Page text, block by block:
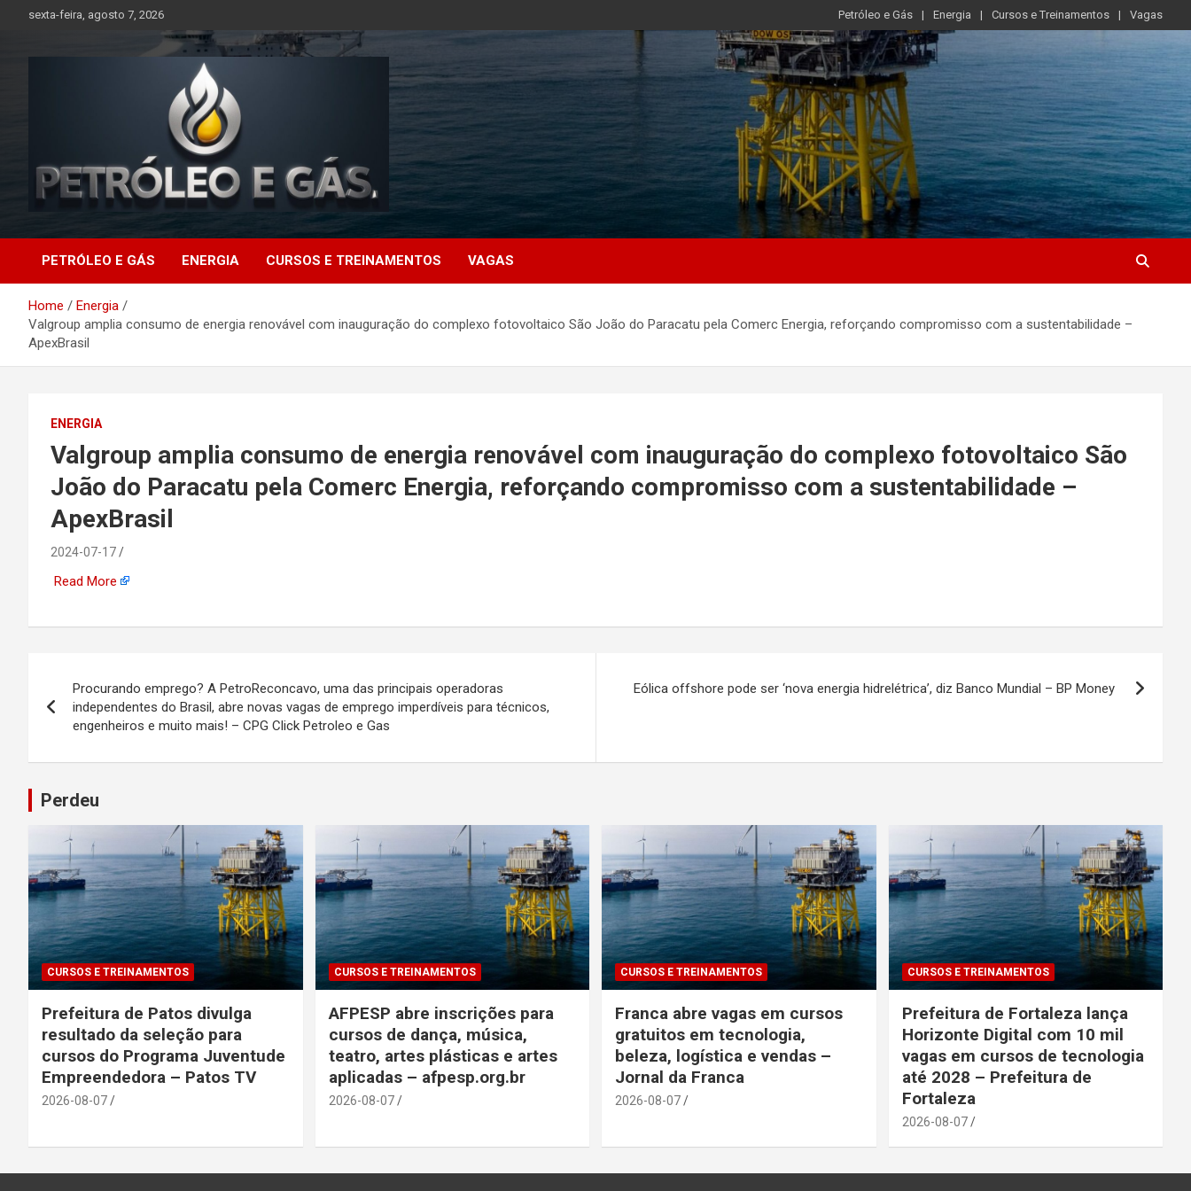
sexta-feira, agosto 7, 2026 Petróleo e Gás Energia Cursos e Treinamentos Vagas
Petróleo e Gás |
Últimas notícias
relacionadas a
petróleo, gás, vagas de
emprego, energia, setor
offshore, economia,
tecnologia, indústria
automotiva, mineração,
PETRÓLEO E GÁS ENERGIA CURSOS E TREINAMENTOS VAGAS
Home
Energia
Valgroup amplia consumo de energia renovável com inauguração do complexo fotovoltaico São João do Paracatu pela Comerc Energia, reforçando compromisso com a sustentabilidade –
ApexBrasil
ENERGIA
Valgroup amplia consumo de energia renovável com inauguração do complexo fotovoltaico São
João do Paracatu pela Comerc Energia, reforçando compromisso com a sustentabilidade –
ApexBrasil
2024-07-17
Read More
de
Procurando emprego? A PetroReconcavo, uma das principais operadoras
independentes do Brasil, abre novas vagas de emprego imperdíveis para técnicos,
engenheiros e muito mais! – CPG Click Petroleo e Gas
Eólica offshore pode ser ‘nova energia hidrelétrica’, diz Banco Mundial – BP Money
Perdeu
CURSOS E TREINAMENTOS
Prefeitura de Patos divulga
resultado da seleção para
cursos do Programa Juventude
Empreendedora – Patos TV
2026-08-07
CURSOS E TREINAMENTOS
AFPESP abre inscrições para
cursos de dança, música,
teatro, artes plásticas e artes
aplicadas – afpesp.org.br
2026-08-07
CURSOS E TREINAMENTOS
Franca abre vagas em cursos
gratuitos em tecnologia,
beleza, logística e vendas –
Jornal da Franca
2026-08-07
CURSOS E TREINAMENTOS
Prefeitura de Fortaleza lança
Horizonte Digital com 10 mil
vagas em cursos de tecnologia
até 2028 – Prefeitura de
Fortaleza
2026-08-07